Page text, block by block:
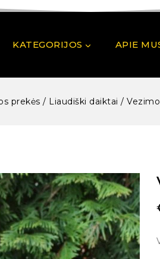
KATEGORIJOS APIE
prekės / Liaudiški daiktai /